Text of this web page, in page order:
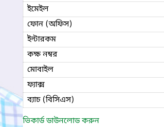
ইমেইল
ফোন (অফিস)
ইন্টারকম
কক্ষ নম্বর
মোবাইল
ফ্যাক্স
ব্যাচ (বিসিএস)
ভিকার্ড ডাউনলোড করুন